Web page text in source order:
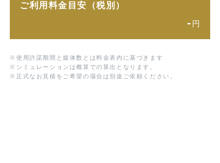
ご利用料金目安（税別）
- 円
※ 使用許諾期間と媒体数とは料金表内に基づきます
※ シミュレーションは概算での算出となります。
※ 正式なお見積をご希望の場合は別途ご依頼ください。